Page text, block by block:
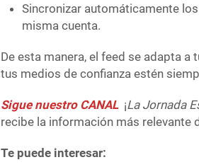
Sincronizar automáticamente
misma cuenta.
De esta manera, el feed se adapta
tus medios de confianza estén
Sigue nuestro CANAL ¡La Jornada
recibe la información más relevante
Te puede interesar: